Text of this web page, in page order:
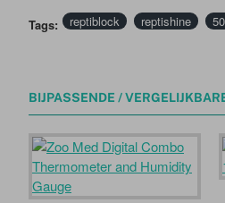
Tags: reptiblock reptishine
BIJPASSENDE /